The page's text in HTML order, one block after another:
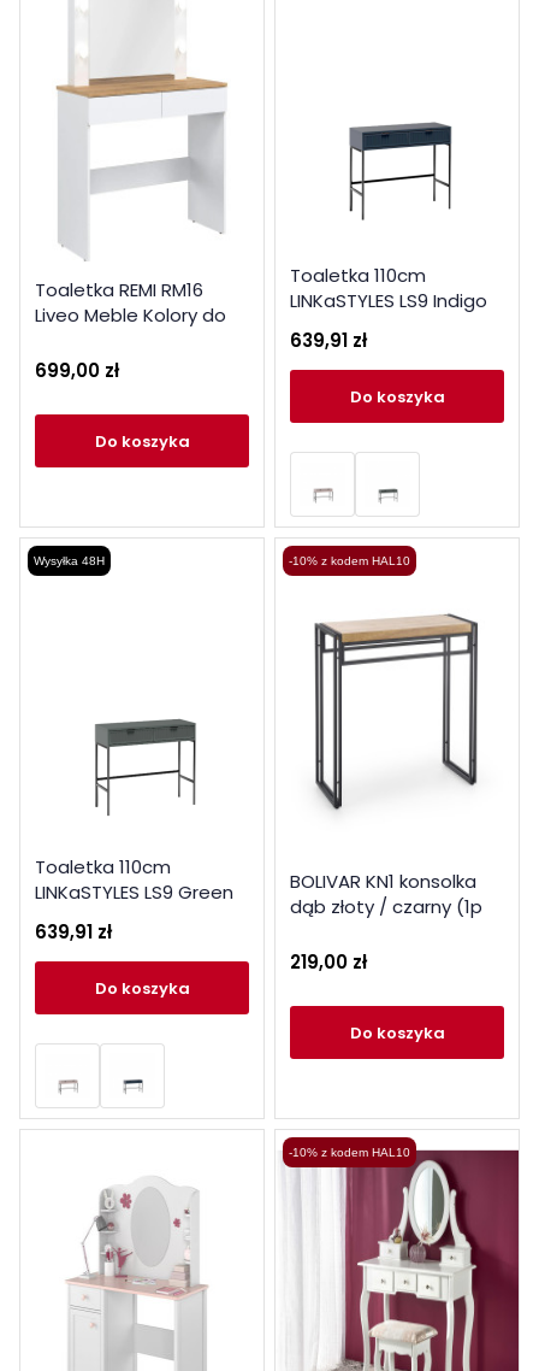
Toaletka REMI RM16
Liveo Meble Kolory do
699,00 zł
do koszyka
Toaletka 110cm
LINKaSTYLES LS9 Indigo
639,91 zł
do koszyka
Wysyłka 48H
Toaletka 110cm
LINKaSTYLES LS9 Green
639,91 zł
do koszyka
-10% z kodem HAL10
BOLIVAR KN1 konsolka
dąb złoty / czarny (1p
219,00 zł
do koszyka
-10% z kodem HAL10